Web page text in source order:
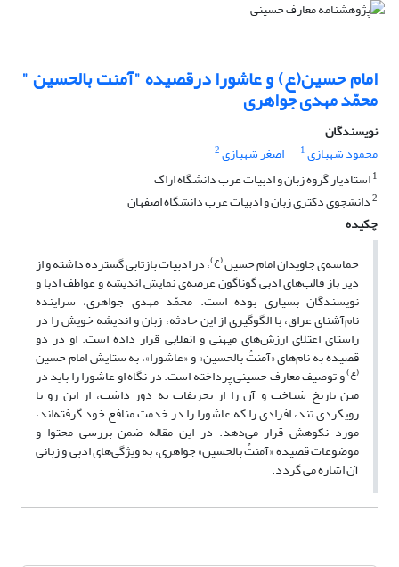
امام حسین(ع) و عاشورا درقصیده "آمنت بالحسین "
محمّد مهدی جواهری
نویسندگان
محمود شهبازی1 اصغر شهبازی2
1استادیار گروه زبان و ادبیات عرب دانشگاه اراک
2دانشجوی دکتری زبان و ادبیات عرب دانشگاه اصفهان
چکیده
حماسه‌ی جاویدان امام حسین(ع)، در ادبیات بازتابی گسترده داشته و از
دیر باز قالب‌های ادبی گوناگون عرصه‌ی نمایش اندیشه و عواطف ادبا و
نویسندگان بسیاری بوده است. محمّد مهدی جواهری، سراینده
نام‌آشنای عراق، با الگوگیری از این حادثه، زبان و اندیشه خویش را در
راستای اعتلای ارزش‌های میهنی و انقلابی قرار داده است. او در دو
قصیده به نام‌های «آمنتُ بالحسین» و «عاشورا»، به ستایش امام حسین
(ع)و توصیف معارف حسینی پرداخته است. در نگاه او عاشورا را باید در
متن تاریخ شناخت و آن را از تحریفات به دور داشت، از این رو با
رویکردی تند، افرادی را که عاشورا را در خدمت منافع خود گرفته‌اند،
مورد نکوهش قرار می‌دهد. در این مقاله ضمن بررسی محتوا و
موضوعات قصیده «آمنتُ بالحسین» جواهری، به ویژگی‌های ادبی و زبانی
آن‌ اشاره می گردد.